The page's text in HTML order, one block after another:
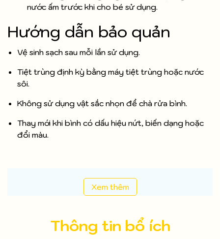
nước ấm trước khi cho bé sử dụng.
Hướng dẫn bảo quản
Vệ sinh sạch sau mỗi lần sử dụng.
Tiệt trùng định kỳ bằng máy tiệt trùng hoặc nước
sôi.
Không sử dụng vật sắc nhọn để chà rửa bình.
Thay mới khi bình có dấu hiệu nứt, biến dạng hoặc
đổi màu.
Xem thêm
Thông tin bổ ích